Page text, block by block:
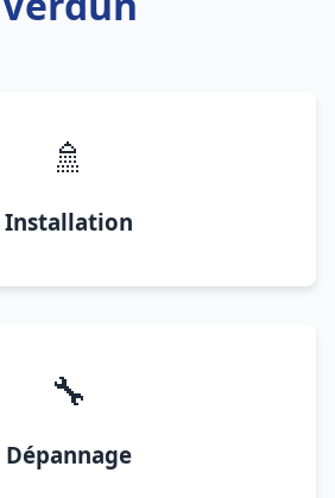
🚿
Installation
🔧
Dépannage